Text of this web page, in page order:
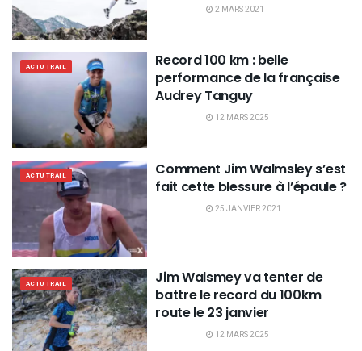
2 MARS 2021
ACTU TRAIL
Record 100 km : belle
performance de la française
Audrey Tanguy
12 MARS 2025
ACTU TRAIL
Comment Jim Walmsley s’est
fait cette blessure à l’épaule ?
25 JANVIER 2021
ACTU TRAIL
Jim Walsmey va tenter de
battre le record du 100km
route le 23 janvier
12 MARS 2025